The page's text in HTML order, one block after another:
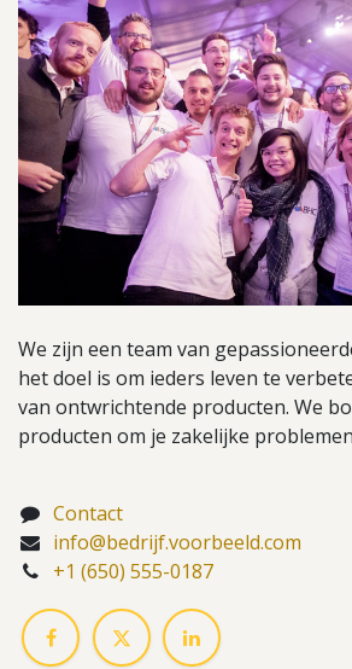
We zijn een team van
het doel is om ieders leven te
van ontwrichtende producten. We
producten om je zakelijke
Contact
info@bedrijf.voorbeeld.com
+1 (650) 555-0187